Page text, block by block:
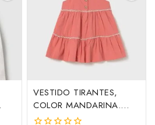
VESTIDO TIRANTES,
COLOR MANDARINA.
MAYORAL